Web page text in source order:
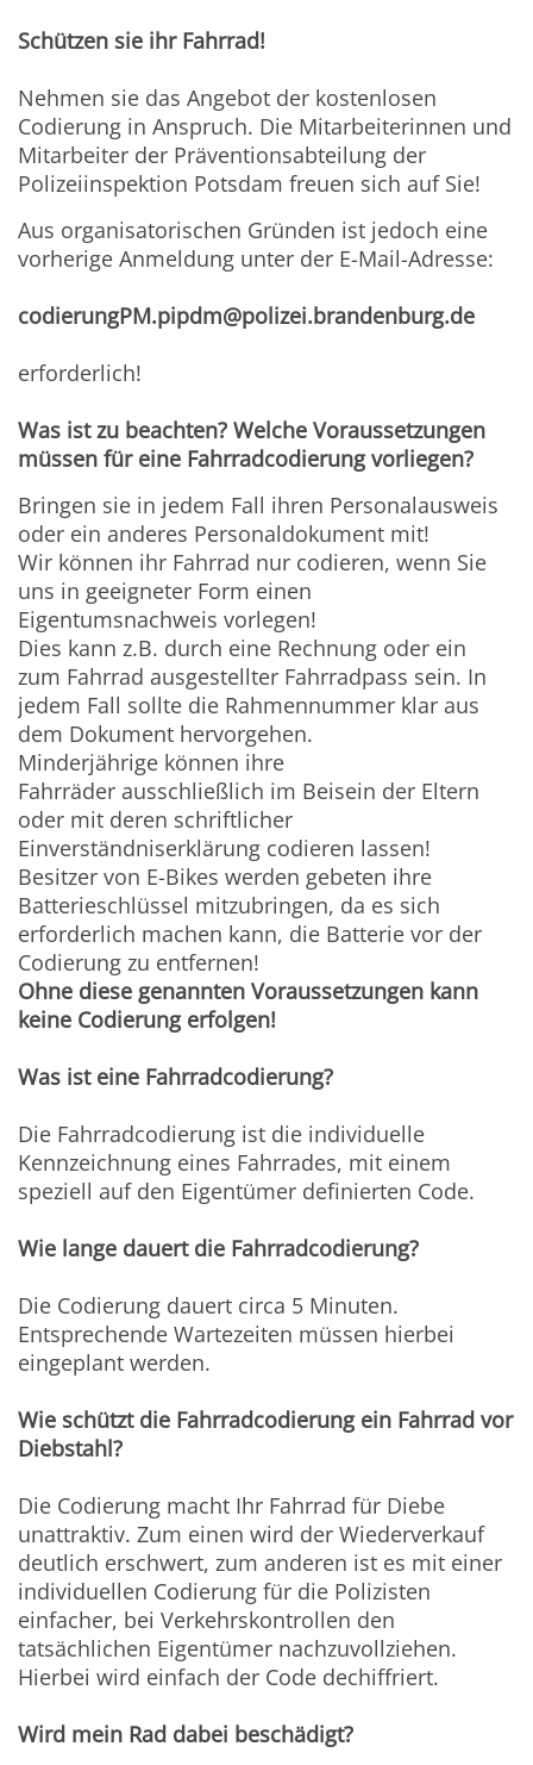
Schützen sie ihr Fahrrad!
Nehmen sie das Angebot der kostenlosen
Codierung in Anspruch. Die Mitarbeiterinnen und
Mitarbeiter der Präventionsabteilung der
Polizeiinspektion Potsdam freuen sich auf Sie!
Aus organisatorischen Gründen ist jedoch eine
vorherige Anmeldung unter der E-Mail-Adresse:
codierungPM.pipdm@polizei.brandenburg.de
erforderlich!
Was ist zu beachten? Welche Voraussetzungen
müssen für eine Fahrradcodierung vorliegen?
Bringen sie in jedem Fall ihren Personalausweis
oder ein anderes Personaldokument mit!
Wir können ihr Fahrrad nur codieren, wenn Sie
uns in geeigneter Form einen
Eigentumsnachweis vorlegen!
Dies kann z.B. durch eine Rechnung oder ein
zum Fahrrad ausgestellter Fahrradpass sein. In
jedem Fall sollte die Rahmennummer klar aus
dem Dokument hervorgehen.
Minderjährige können ihre
Fahrräder ausschließlich im Beisein der Eltern
oder mit deren schriftlicher
Einverständniserklärung codieren lassen!
Besitzer von E-Bikes werden gebeten ihre
Batterieschlüssel mitzubringen, da es sich
erforderlich machen kann, die Batterie vor der
Codierung zu entfernen!
Ohne diese genannten Voraussetzungen kann
keine Codierung erfolgen!
Was ist eine Fahrradcodierung?
Die Fahrradcodierung ist die individuelle
Kennzeichnung eines Fahrrades, mit einem
speziell auf den Eigentümer definierten Code.
Wie lange dauert die Fahrradcodierung?
Die Codierung dauert circa 5 Minuten.
Entsprechende Wartezeiten müssen hierbei
eingeplant werden.
Wie schützt die Fahrradcodierung ein Fahrrad vor
Diebstahl?
Die Codierung macht Ihr Fahrrad für Diebe
unattraktiv. Zum einen wird der Wiederverkauf
deutlich erschwert, zum anderen ist es mit einer
individuellen Codierung für die Polizisten
einfacher, bei Verkehrskontrollen den
tatsächlichen Eigentümer nachzuvollziehen.
Hierbei wird einfach der Code dechiffriert.
Wird mein Rad dabei beschädigt?